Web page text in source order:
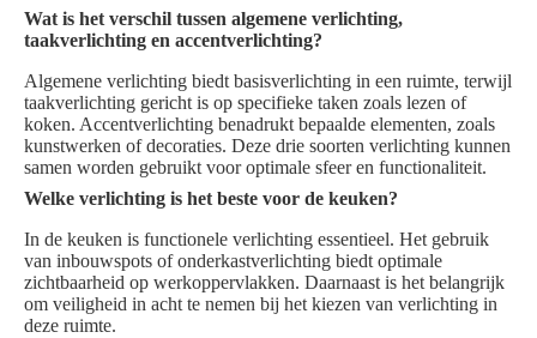
Wat is het verschil tussen algemene verlichting,
taakverlichting en accentverlichting?
Algemene verlichting biedt basisverlichting in een ruimte, terwijl
taakverlichting gericht is op specifieke taken zoals lezen of
koken. Accentverlichting benadrukt bepaalde elementen, zoals
kunstwerken of decoraties. Deze drie soorten verlichting kunnen
samen worden gebruikt voor optimale sfeer en functionaliteit.
Welke verlichting is het beste voor de keuken?
In de keuken is functionele verlichting essentieel. Het gebruik
van inbouwspots of onderkastverlichting biedt optimale
zichtbaarheid op werkoppervlakken. Daarnaast is het belangrijk
om veiligheid in acht te nemen bij het kiezen van verlichting in
deze ruimte.